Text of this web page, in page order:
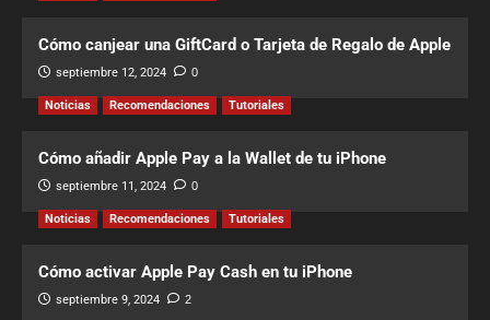
Cómo canjear una GiftCard o Tarjeta de Regalo de Apple
septiembre 12, 2024 0
Noticias Recomendaciones Tutoriales
Cómo añadir Apple Pay a la Wallet de tu iPhone
septiembre 11, 2024 0
Noticias Recomendaciones Tutoriales
Cómo activar Apple Pay Cash en tu iPhone
septiembre 9, 2024 2